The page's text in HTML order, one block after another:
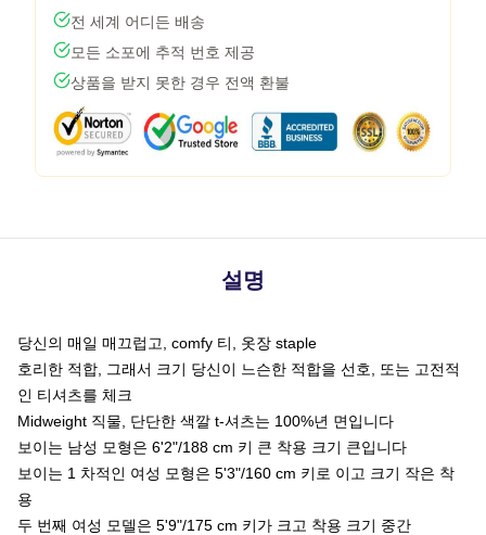
전 세계 어디든 배송
모든 소포에 추적 번호 제공
상품을 받지 못한 경우 전액 환불
설명
당신의 매일 매끄럽고, comfy 티, 옷장 staple
호리한 적합, 그래서 크기 당신이 느슨한 적합을 선호, 또는 고전적
인 티셔츠를 체크
Midweight 직물, 단단한 색깔 t-셔츠는 100%년 면입니다
보이는 남성 모형은 6'2"/188 cm 키 큰 착용 크기 큰입니다
보이는 1 차적인 여성 모형은 5'3"/160 cm 키로 이고 크기 작은 착
용
두 번째 여성 모델은 5'9"/175 cm 키가 크고 착용 크기 중간